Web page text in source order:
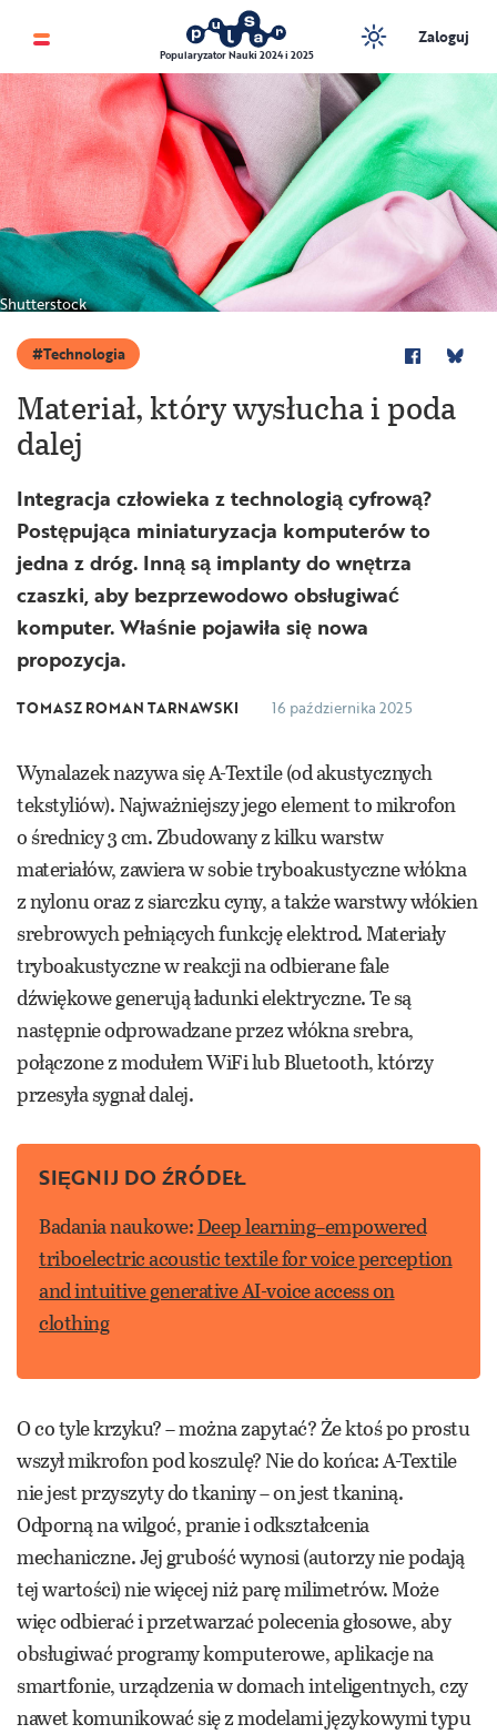
Popularyzator Nauki 2024 i 2025
Zaloguj
Shutterstock
Technologia
Materiał, który wysłucha i poda
dalej
Integracja człowieka z technologią cyfrową?
Postępująca miniaturyzacja komputerów to
jedna z dróg. Inną są implanty do wnętrza
czaszki, aby bezprzewodowo obsługiwać
komputer. Właśnie pojawiła się nowa
propozycja.
TOMASZ ROMAN TARNAWSKI 16 października 2025
Wynalazek nazywa się A-Textile (od akustycznych
tekstyliów). Najważniejszy jego element to mikrofon
o średnicy 3 cm. Zbudowany z kilku warstw
materiałów, zawiera w sobie tryboakustyczne włókna
z nylonu oraz z siarczku cyny, a także warstwy włókien
srebrowych pełniących funkcję elektrod. Materiały
tryboakustyczne w reakcji na odbierane fale
dźwiękowe generują ładunki elektryczne. Te są
następnie odprowadzane przez włókna srebra,
połączone z modułem WiFi lub Bluetooth, którzy
przesyła sygnał dalej.
SIĘGNIJ DO ŹRÓDEŁ
Badania naukowe:Deep learning–empowered
triboelectric acoustic textile for voice perception
and intuitive generative AI-voice access on
clothing
O co tyle krzyku? – można zapytać? Że ktoś po prostu
wszył mikrofon pod koszulę? Nie do końca: A-Textile
nie jest przyszyty do tkaniny – on jest tkaniną.
Odporną na wilgoć, pranie i odkształcenia
mechaniczne. Jej grubość wynosi (autorzy nie podają
tej wartości) nie więcej niż parę milimetrów. Może
więc odbierać i przetwarzać polecenia głosowe, aby
obsługiwać programy komputerowe, aplikacje na
smartfonie, urządzenia w domach inteligentnych, czy
nawet komunikować się z modelami językowymi typu